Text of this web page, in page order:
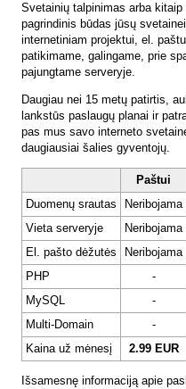
Svetainių talpinimas arba kitaip
pagrindinis būdas jūsų
internetiniam projektui, el.
patikimame, galingame, prie
pajungtame serveryje.
Daugiau nei 15 metų patirtis,
lankstūs paslaugų planai ir
pas mus savo interneto
daugiausiai šalies gyventojų.
Paštui
Duomenų srautas
Neribojama
Vieta serveryje
Neribojama
El. pašto dėžutės
Neribojama
PHP
-
MySQL
-
Multi-Domain
-
Kaina už mėnesį
2.99 EUR
Išsamesnę informaciją apie